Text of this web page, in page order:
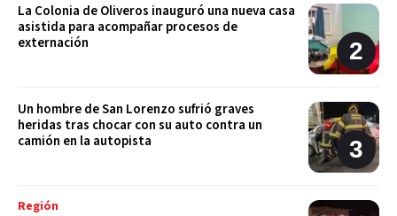
La Colonia de Oliveros inauguró una nueva casa
asistida para acompañar procesos de
externación
Un hombre de San Lorenzo sufrió graves
heridas tras chocar con su auto contra un
camión en la autopista
Región